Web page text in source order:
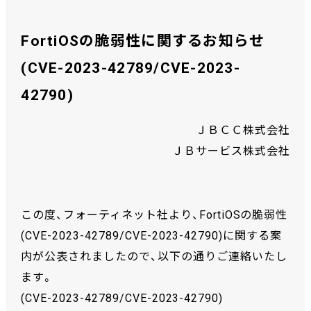
FortiOSの脆弱性に関するお知らせ
(CVE-2023-42789/CVE-2023-
42790)
ＪＢＣＣ株式会社
ＪＢサービス株式会社
この度、フォーティネット社より、FortiOSの脆弱性
(CVE-2023-42789/CVE-2023-42790)に関する案
内が公表されましたので、以下の通りご連絡いたし
ます。
(CVE-2023-42789/CVE-2023-42790)